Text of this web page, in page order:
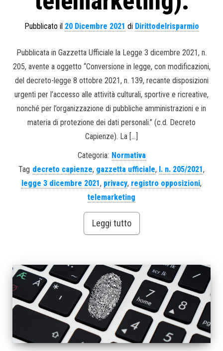
Pubblicato il 20 Dicembre 2021 di Dirittodelrisparmio
Pubblicata in Gazzetta Ufficiale la Legge 3 dicembre 2021, n.
205, avente a oggetto “Conversione in legge, con modificazioni,
del decreto-legge 8 ottobre 2021, n. 139, recante disposizioni
urgenti per l’accesso alle attività culturali, sportive e ricreative,
nonché per l’organizzazione di pubbliche amministrazioni e in
materia di protezione dei dati personali.” (c.d. Decreto
Capienze). La […]
Categoria: Normativa
Tag decreto capienze, gazzetta ufficiale, l. n. 205/2021,
legge 3 dicembre 2021, privacy, registro opposizioni,
telemarketing
Leggi tutto